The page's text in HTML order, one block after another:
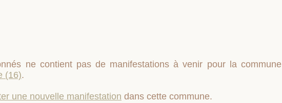
ne contient pas de manifestations à venir pour la commune
(16).
une nouvelle manifestation dans cette commune.